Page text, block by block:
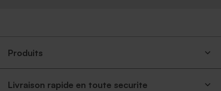
Produits
Livraison rapide en toute securite